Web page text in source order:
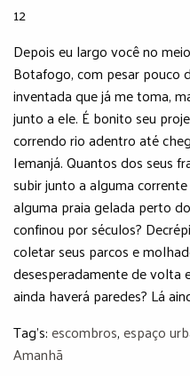
12
Depois eu largo você no
Botafogo, com pesar pouco
inventada que já me toma,
junto a ele. É bonito seu
correndo rio adentro até
Iemanjá. Quantos dos seus
subir junto a alguma
alguma praia gelada perto
confinou por séculos?
coletar seus parcos e
desesperadamente de volta
ainda haverá paredes? Lá
Tag's:escombros,espaço
Amanhã